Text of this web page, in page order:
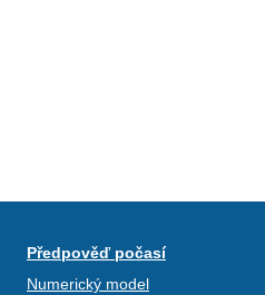
Předpověď počasí
Numerický model